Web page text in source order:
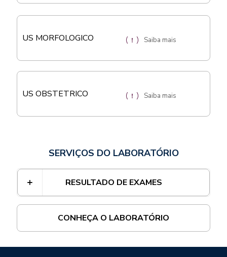
US MORFOLOGICO Saiba mais
US OBSTETRICO Saiba mais
SERVIÇOS DO LABORATÓRIO
RESULTADO DE EXAMES
CONHEÇA O LABORATÓRIO